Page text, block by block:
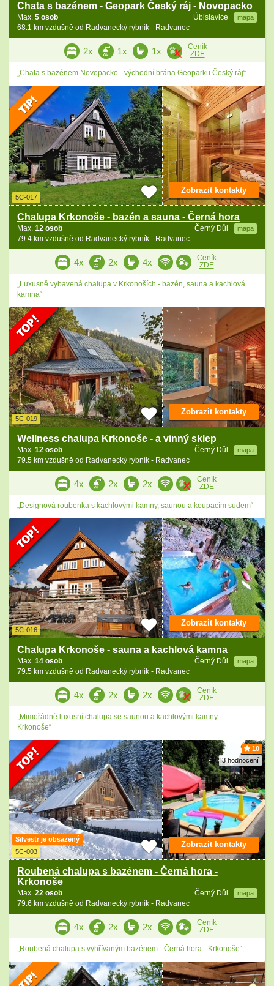
Chata s bazénem - Geopark Český ráj - Novopacko
Úbislavice mapa
Max. 5 osob
68.1 km vzdušně od Radvanecký rybník - Radvanec
2x 1x 1x
Ceník
ZDE
„Chata s bazénem Novopacko - východní brána Geoparku Český ráj“
5C-017
Chalupa Krkonoše - bazén a sauna - Černá hora
Černý Důl mapa
Max. 12 osob
79.4 km vzdušně od Radvanecký rybník - Radvanec
Zobrazit kontakty
4x 2x 4x
Ceník
ZDE
„Luxusně vybavená chalupa v Krkonoších - bazén, sauna a kachlová
kamna“
5C-019
Wellness chalupa Krkonoše - a vinný sklep
Černý Důl mapa
Max. 12 osob
79.5 km vzdušně od Radvanecký rybník - Radvanec
Zobrazit kontakty
4x 2x 2x
Ceník
ZDE
„Designová roubenka s kachlovými kamny, saunou a koupacím sudem“
5C-016
Chalupa Krkonoše - sauna a kachlová kamna
Černý Důl mapa
Max. 14 osob
79.5 km vzdušně od Radvanecký rybník - Radvanec
Zobrazit kontakty
4x 2x 2x
Ceník
ZDE
„Mimořádně luxusní chalupa se saunou a kachlovými kamny -
Krkonoše“
10
3 hodnocení
Silvestr je obsazený
5C-003
Roubená chalupa s bazénem - Černá hora -
Krkonoše
Černý Důl mapa
Max. 22 osob
79.6 km vzdušně od Radvanecký rybník - Radvanec
Zobrazit kontakty
4x 2x 2x
Ceník
ZDE
„Roubená chalupa s vyhřívaným bazénem - Černá hora - Krkonoše“